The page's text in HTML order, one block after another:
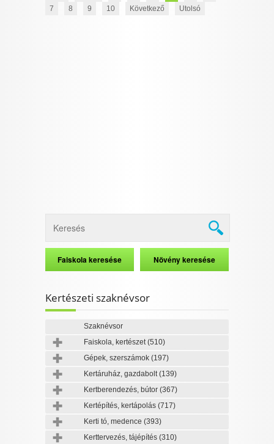
7
8 9 10 Következő Utolsó
Kertészeti szaknévsor
Szaknévsor
Faiskola, kertészet(510)
Gépek, szerszámok (197)
Kertáruház, gazdabolt(139)
Kertberendezés, bútor (367)
Kertépítés, kertápolás (717)
Kerti tó, medence (393)
Kerttervezés, tájépítés (310)